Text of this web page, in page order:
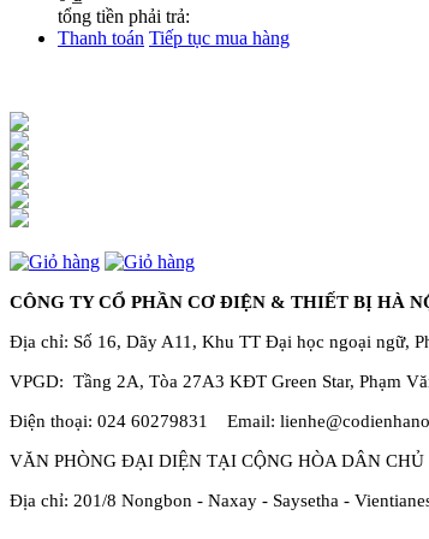
tổng tiền phải trả:
Thanh toán Tiếp tục mua hàng
CÔNG TY CỔ PHẦN CƠ ĐIỆN & THIẾT BỊ HÀ
Địa chỉ: Số 16, Dãy A11, Khu TT Đại học ngoại ngữ,
VPGD: Tầng 2A, Tòa 27A3 KĐT Green Star, Phạm
Điện thoại: 024 60279831 Email:
VĂN PHÒNG ĐẠI DIỆN TẠI CỘNG HÒA DÂN
Địa chỉ: 201/8 Nongbon - Naxay - Saysetha -